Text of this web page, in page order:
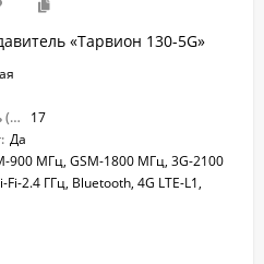
«Тарвион ​130-5G»
Общая выходная мощность (Вт):
17
Да
900 МГц, GSM-1800 МГц, 3G-2100
2.4 ГГц, Bluetooth, 4G LTE-L1,